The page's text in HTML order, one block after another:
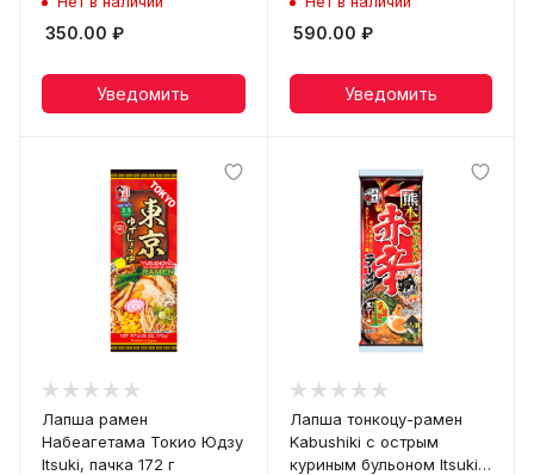
350.00 ₽
Уведомить
590.00 ₽
Уведомить
Лапша рамен
Набеагетама Токио Юдзу
Itsuki, пачка 172 г
Лапша тонкоцу-рамен
Kabushiki с острым
куриным бульоном Itsuki,